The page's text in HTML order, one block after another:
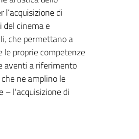
di
del cinema e
che permettano a
le proprie competenze
aventi a riferimento
ne amplino le
l’acquisizione di